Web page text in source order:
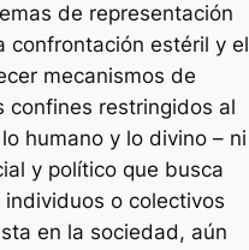
de representación
confrontación estéril y el
mecanismos de
confines restringidos al
humano y lo divino – ni
y político que busca
o colectivos
en la sociedad, aún